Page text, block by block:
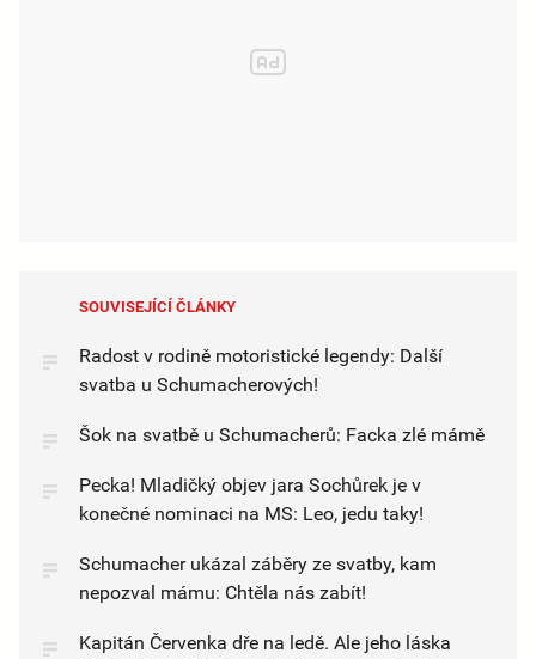
SOUVISEJÍCÍ ČLÁNKY
Radost v rodině motoristické legendy: Další
svatba u Schumacherových!
Šok na svatbě u Schumacherů: Facka zlé mámě
Pecka! Mladičký objev jara Sochůrek je v
konečné nominaci na MS: Leo, jedu taky!
Schumacher ukázal záběry ze svatby, kam
nepozval mámu: Chtěla nás zabít!
Kapitán Červenka dře na ledě. Ale jeho láska